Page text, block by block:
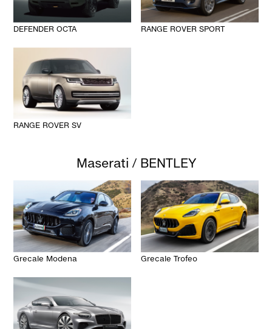
DEFENDER OCTA RANGE ROVER SPORT
RANGE ROVER SV
Maserati / BENTLEY
Grecale Modena Grecale Trofeo